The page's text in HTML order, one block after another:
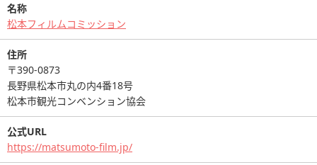
名称
松本フィルムコミッション
住所
〒390-0873
長野県松本市丸の内4番18号
松本市観光コンベンション協会
公式URL
https://matsumoto-film.jp/